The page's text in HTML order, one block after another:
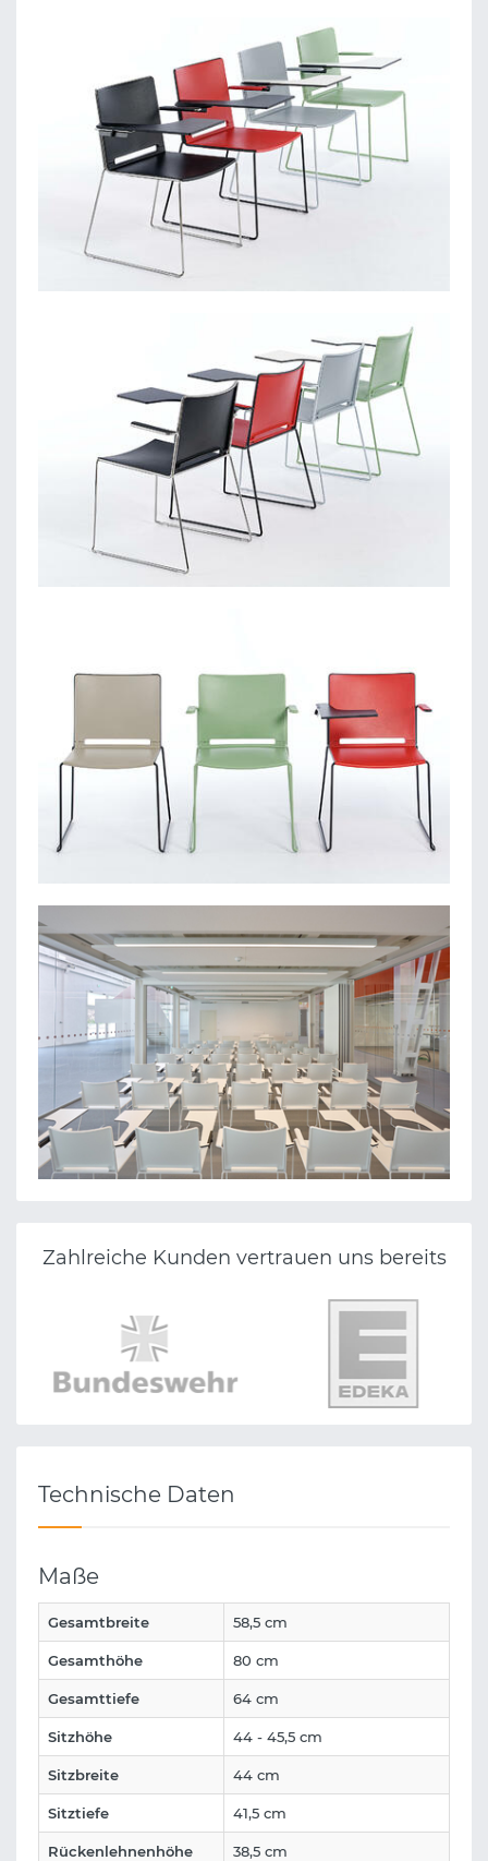
Zahlreiche Kunden vertrauen uns bereits
Technische Daten
Maße
Gesamtbreite 58,5 cm
Gesamthöhe 80 cm
Gesamttiefe 64 cm
Sitzhöhe 44 - 45,5 cm
Sitzbreite 44 cm
Sitztiefe 41,5 cm
Rückenlehnenhöhe 38,5 cm